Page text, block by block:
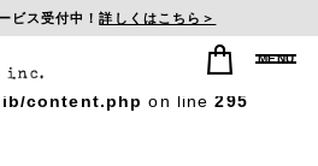
key "postid_history" in
public_html/wp/wp-
content.php on line295
ビス受付中！詳しくはこちら＞